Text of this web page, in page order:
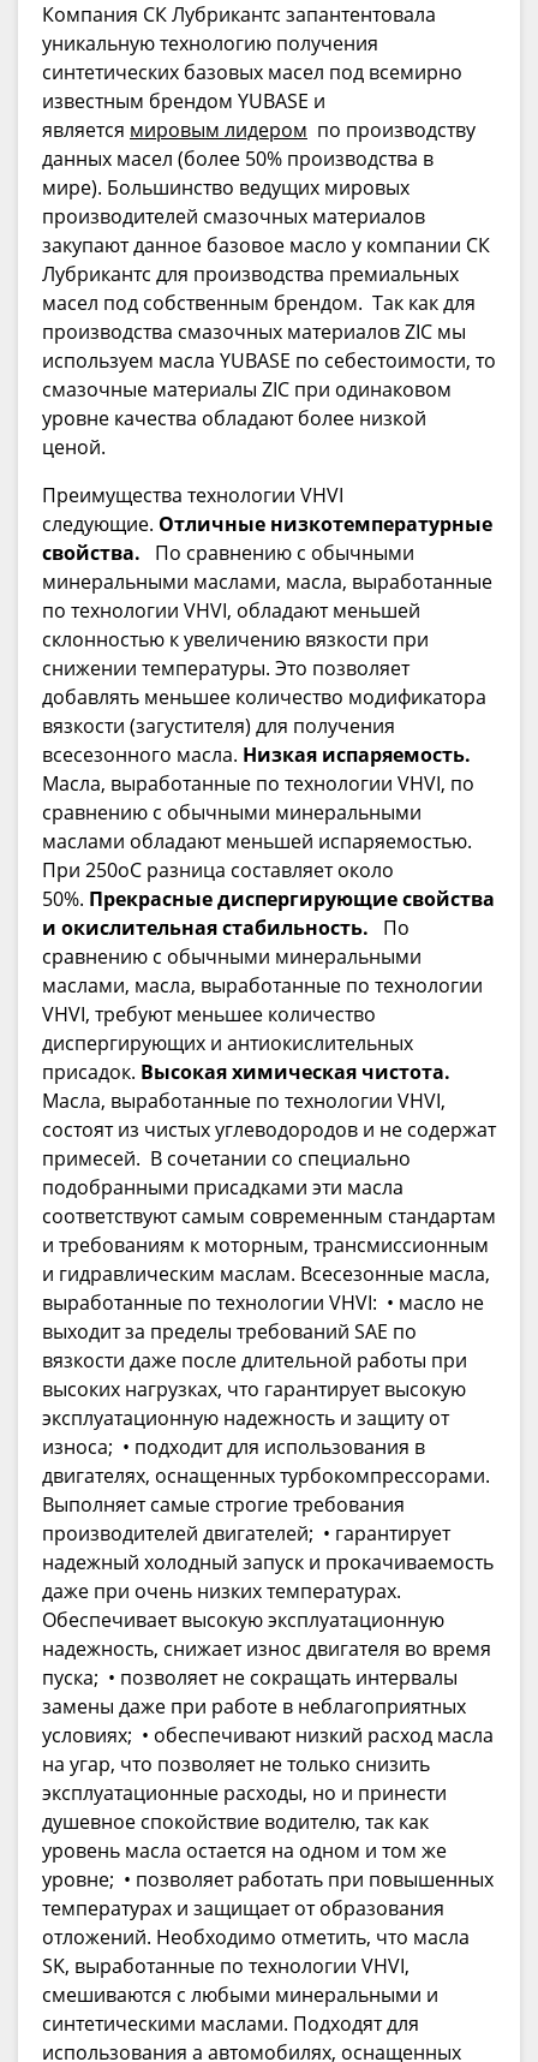
Компания СК Лубрикантс запантентовала
уникальную технологию получения
синтетических базовых масел под всемирно
известным брендом YUBASE и
является мировым лидером по производcтву
данных масел (более 50% производства в
мире). Большинство ведущих мировых
производителей смазочных материалов
закупают данное базовое масло у компании СК
Лубрикантс для производства премиальных
масел под собственным брендом. Так как для
производства смазочных материалов ZIC мы
используем масла YUBASE по себестоимости, то
смазочные материалы ZIC при одинаковом
уровне качества обладают более низкой
ценой.
Преимущества технологии VHVI
следующие. Отличные низкотемпературные
свойства. По сравнению с обычными
минеральными маслами, масла, выработанные
по технологии VHVI, обладают меньшей
склонностью к увеличению вязкости при
снижении температуры. Это позволяет
добавлять меньшее количество модификатора
вязкости (загустителя) для получения
всесезонного масла. Низкая испаряемость.
Масла, выработанные по технологии VHVI, по
сравнению с обычными минеральными
маслами обладают меньшей испаряемостью.
При 250оС разница составляет около
50%. Прекрасные диспергирующие свойства
и окислительная стабильность. По
сравнению с обычными минеральными
маслами, масла, выработанные по технологии
VHVI, требуют меньшее количество
диспергирующих и антиокислительных
присадок. Высокая химическая чистота.
Масла, выработанные по технологии VHVI,
состоят из чистых углеводородов и не содержат
примесей. В сочетании со специально
подобранными присадками эти масла
соответствуют самым современным стандартам
и требованиям к моторным, трансмиссионным
и гидравлическим маслам. Всесезонные масла,
выработанные по технологии VHVI: • масло не
выходит за пределы требований SAE по
вязкости даже после длительной работы при
высоких нагрузках, что гарантирует высокую
эксплуатационную надежность и защиту от
износа; • подходит для использования в
двигателях, оснащенных турбокомпрессорами.
Выполняет самые строгие требования
производителей двигателей; • гарантирует
надежный холодный запуск и прокачиваемость
даже при очень низких температурах.
Обеспечивает высокую эксплуатационную
надежность, снижает износ двигателя во время
пуска; • позволяет не сокращать интервалы
замены даже при работе в неблагоприятных
условиях; • обеспечивают низкий расход масла
на угар, что позволяет не только снизить
эксплуатационные расходы, но и принести
душевное спокойствие водителю, так как
уровень масла остается на одном и том же
уровне; • позволяет работать при повышенных
температурах и защищает от образования
отложений. Необходимо отметить, что масла
SK, выработанные по технологии VHVI,
смешиваются с любыми минеральными и
синтетическими маслами. Подходят для
использования а автомобилях, оснащенных